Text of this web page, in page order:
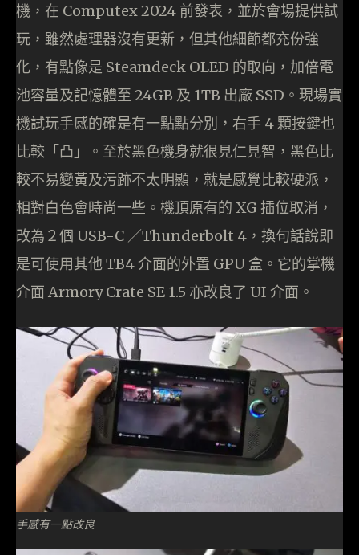
機，在 Computex 2024 前發表，並於會場提供試
玩，雖然處理器沒有更新，但其他細節都充份強
化，有點像是 Steamdeck OLED 的取向，加倍電
池容量及記憶體至 24GB 及 1TB 出廠 SSD。現場實
機試玩手感的確是有一點點分別，右手 4 顆按鍵也
比較「凸」。至於黑色機身就很見仁見智，黑色比
較不易變黃及污跡不太明顯，就是感覺比較硬派，
相對白色會時尚一些。機頂原有的 XG 插位取消，
改為２個 USB-C ／Thunderbolt 4，換句話說即
是可使用其他 TB4 介面的外置 GPU 盒。它的掌機
介面 Armory Crate SE 1.5 亦改良了 UI 介面。
手感有一點改良